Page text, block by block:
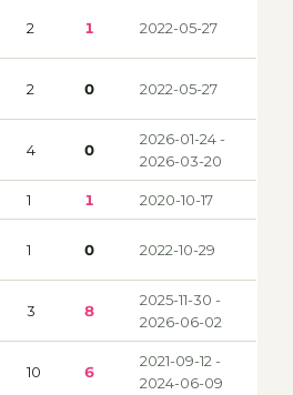
2 1 2022-05-27
2 0 2022-05-27
4 0
2026-01-24 -
2026-03-20
1 1 2020-10-17
1 0 2022-10-29
3 8
2025-11-30 -
2026-06-02
10 6
2021-09-12 -
2024-06-09